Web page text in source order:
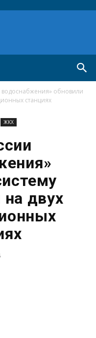
водоснабжения» обновили
станциях
ЖКХ
на двух